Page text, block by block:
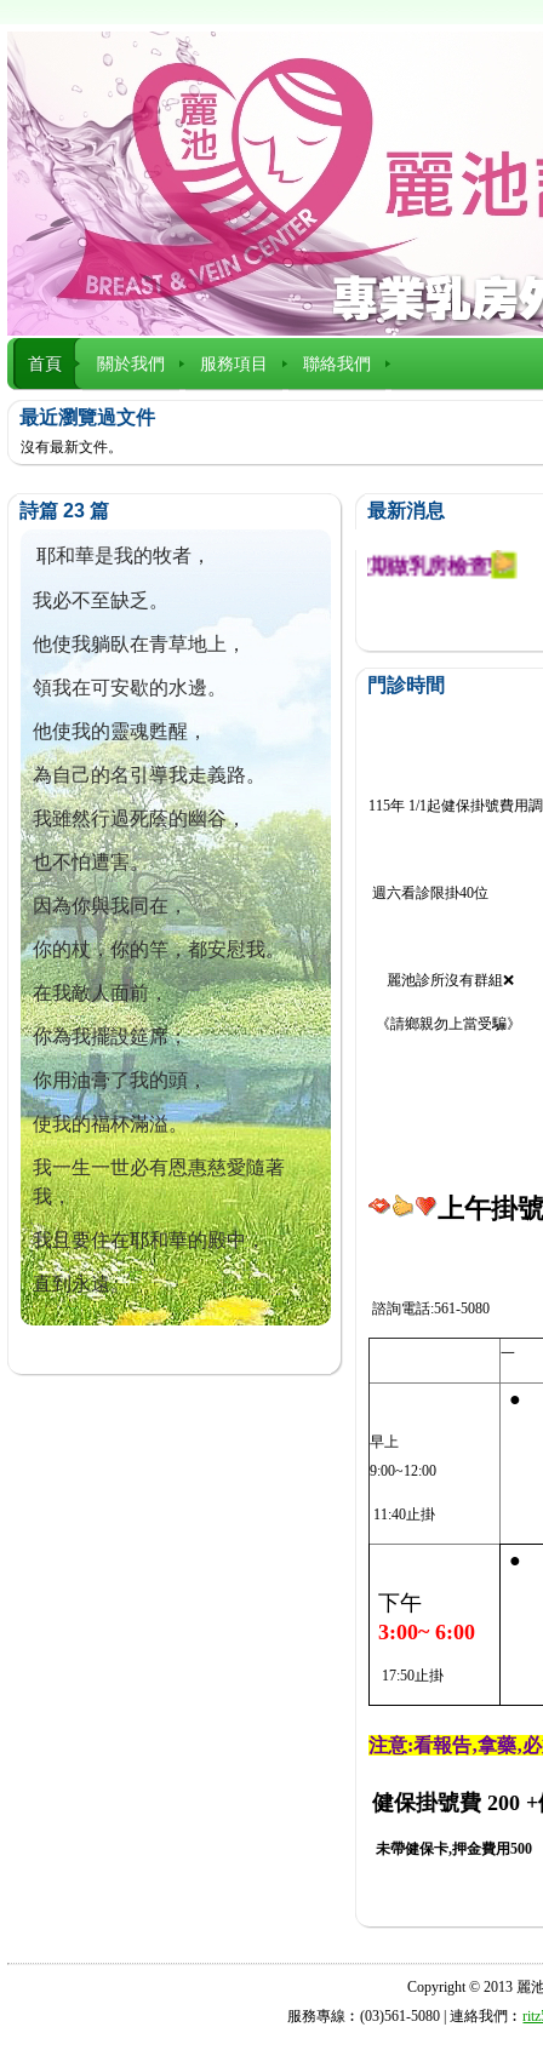
首頁 關於我們 服務項目 聯絡我們
最近瀏覽過文件
沒有最新文件。
詩篇 23 篇
耶和華是我的牧者，
我必不至缺乏。
他使我躺臥在青草地上，
領我在可安歇的水邊。
他使我的靈魂甦醒，
為自己的名引導我走義路。
我雖然行過死蔭的幽谷，
也不怕遭害。
因為你與我同在，
你的杖，你的竿，都安慰我。
在我敵人面前，
你為我擺設筵席；
你用油膏了我的頭，
使我的福杯滿溢。
我一生一世必有恩惠慈愛隨著
我，
我且要住在耶和華的殿中，
直到永遠。
最新消息
今已篩檢出1700位乳癌患者,提醒您定期做乳房檢查!
門診時間
115年 1/1起健保掛號費用
週六看診限掛40位
麗池診所沒有群組❌
《請鄉親勿上當受騙》
上午掛
諮詢電話:561-5080
一
早上
9:00~12:00
11:40止掛
●
下午
3:00~ 6:00
17:50止掛
●
注意:看報告‚拿藥‚
健保掛號費 200 +
未帶健保卡,押金費用500
Copyright © 2013 麗
服務專線︰(03)561-5080 | 連絡我們︰